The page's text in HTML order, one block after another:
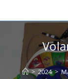
> 2024 >